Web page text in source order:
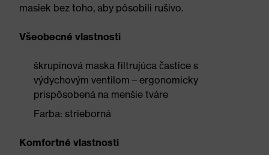
masiek bez toho, aby pôsobili rušivo.
Všeobecné vlastnosti
škrupinová maska filtrujúca častice s
výdychovým ventilom – ergonomicky
prispôsobená na menšie tváre
Farba: strieborná
Komfortné vlastnosti